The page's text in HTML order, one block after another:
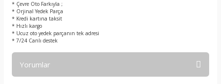
* Çevre Oto Farkıyla ;
* Orjinal Yedek Parça
* Kredi kartına taksit
* Hızlı kargo
* Ucuz oto yedek parçanın tek adresi
* 7/24 Canlı destek
Yorumlar